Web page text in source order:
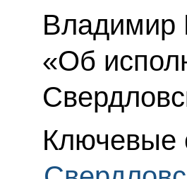
Владимир
«Об
Ключевые